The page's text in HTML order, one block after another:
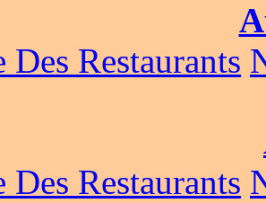
Des Restaurants
Des Restaurants